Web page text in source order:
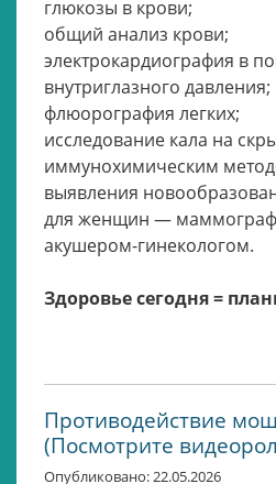
глюкозы в крови;
общий анализ крови;
электрокардиография в
внутриглазного давления;
флюорография легких;
исследование кала на
иммунохимическим
выявления
для женщин —
акушером-гинекологом.
Здоровье сегодня =
Противодействие
(Посмотрите
Опубликовано: 22.05.2026